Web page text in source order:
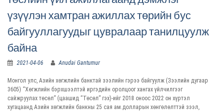
үзүүлэн хамтран ажиллах төрийн бус
байгууллагуудыг цувралаар танилцуулж
байна
2021-04-06 Anudai Gantumur
Монгол улс, Азийн хөгжлийн банктай зээлийн гэрээ байгуулж (Зээлийн дугаар
3605) “Хөгжлийн бэрхшээлтэй иргэдийн оролцоог хангах үйлчилгээг
сайжруулах төсөл” (цаашид “Төсөл” гэх)-ийг 2018 оноос 2022 он хүртэл
хугацаанд Азийн хөгжлийн банкны 25 сая ам.долларын хөнгөлөлттэй зээл,